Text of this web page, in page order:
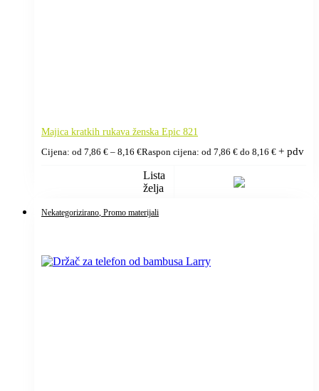
Majica kratkih rukava ženska Epic 821
Cijena: od 7,86 € – 8,16 €Raspon cijena: od 7,86 € do 8,16 € + pdv
Lista
želja
Nekategorizirano , Promo materijali